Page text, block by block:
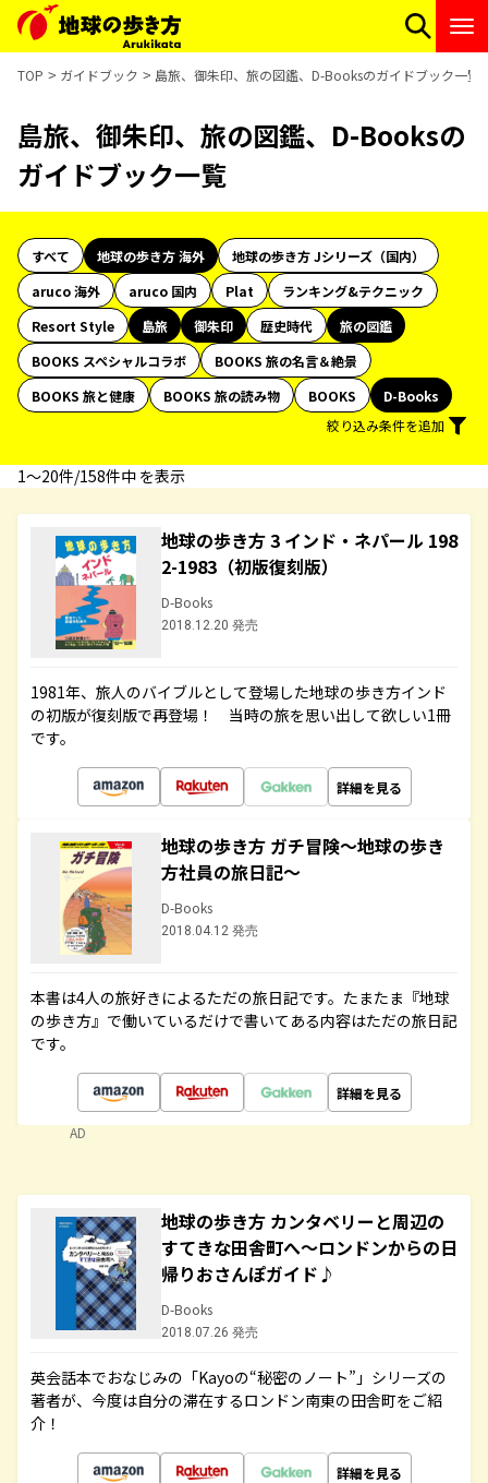
TOP ガイドブック 島旅、御朱印、旅の図鑑、D-Booksのガイドブック一覧
島旅、御朱印、旅の図鑑、D-Booksの
ガイドブック一覧
すべて 地球の歩き方 海外
地球の歩き方 Jシリーズ（国内）
aruco 海外
aruco 国内 Plat
ランキング&テクニック
Resort Style
島旅 御朱印 歴史時代
旅の図鑑
BOOKS スペシャルコラボ
BOOKS 旅の名言＆絶景
BOOKS 旅と健康
BOOKS 旅の読み物 BOOKS
D-Books
絞り込み条件を追加
1〜20件/158件中 を表示
地球の歩き方 3 インド・ネパール 198
2-1983（初版復刻版）
D-Books
2018.12.20 発売
1981年、旅人のバイブルとして登場した地球の歩き方インド
の初版が復刻版で再登場！ 当時の旅を思い出して欲しい1冊
です。
詳細を見る
地球の歩き方 ガチ冒険～地球の歩き
方社員の旅日記～
D-Books
2018.04.12 発売
本書は4人の旅好きによるただの旅日記です。たまたま『地球
の歩き方』で働いているだけで書いてある内容はただの旅日記
です。
詳細を見る
AD
地球の歩き方 カンタベリーと周辺の
すてきな田舎町へ～ロンドンからの日
帰りおさんぽガイド♪
D-Books
2018.07.26 発売
英会話本でおなじみの「Kayoの“秘密のノート”」シリーズの
著者が、今度は自分の滞在するロンドン南東の田舎町をご紹
介！
詳細を見る